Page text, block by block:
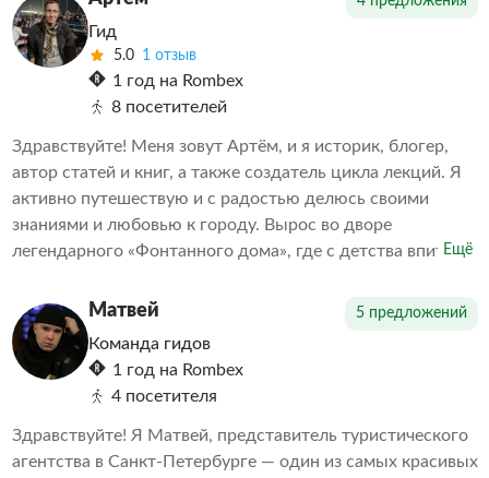
Гид
5.0 1 отзыв
1 год на Rombex
8 посетителей
Здравствуйте! Меня зовут Артём, и я историк, блогер,
автор статей и книг, а также создатель цикла лекций. Я
активно путешествую и с радостью делюсь своими
знаниями и любовью к городу. Вырос во дворе
легендарного «Фонтанного дома», где с детства впитал
передаю эту любовь и свои знания всем, кто
интересуется историей и культурой нашего прекрасного
города.
Ещё
Матвей 5 предложений
Команда гидов
1 год на Rombex
4 посетителя
Здравствуйте! Я Матвей, представитель туристического
агентства в Санкт-Петербурге — один из самых красивых